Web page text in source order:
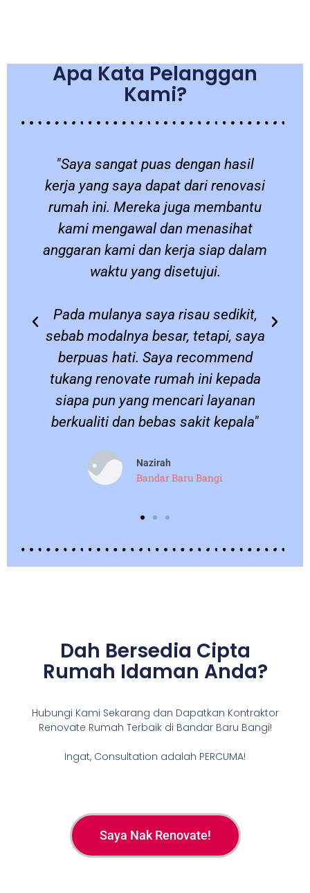
Apa Kata Pelanggan
Kami?
"Saya sangat puas dengan hasil
kerja yang saya dapat dari renovasi
rumah ini. Mereka juga membantu
kami mengawal dan menasihat
anggaran kami dan kerja siap dalam
waktu yang disetujui.
Pada mulanya saya risau sedikit,
sebab modalnya besar, tetapi, saya
berpuas hati. Saya recommend
tukang renovate rumah ini kepada
siapa pun yang mencari layanan
berkualiti dan bebas sakit kepala"
Nazirah
Bandar Baru Bangi
Dah Bersedia Cipta
Rumah Idaman Anda?
Hubungi Kami Sekarang dan Dapatkan Kontraktor
Renovate Rumah Terbaik di Bandar Baru Bangi!
Ingat, Consultation adalah PERCUMA!
Saya Nak Renovate!